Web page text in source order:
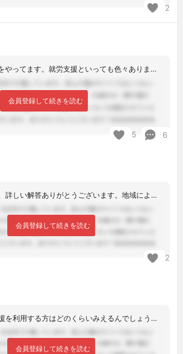
2
障害の相談支援專門員をやってます。就労支援といっても色々ありますが、内容だけで言
会員登録して続きを読む
5 6
ジン大好きです様、詳しい解答ありがとうございます。地域によっては障害福祉もケアマ
会員登録して続きを読む
2
因みに就労移行支援を利用する方はどのくらいみえるんでしょうか？就労A型に比べると
会員登録して続きを読む